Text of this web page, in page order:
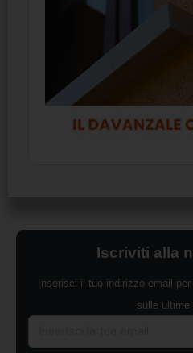
Iscriviti alla
Inserisci il tuo indirizzo email
sulle ultime